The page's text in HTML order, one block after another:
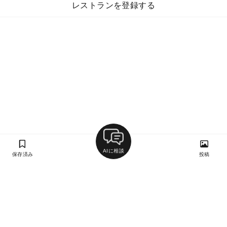
レストランを登録する
保存済み
AIに相談
投稿